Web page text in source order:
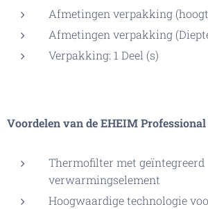
Afmetingen verpakking
Afmetingen verpakking
Verpakking: 1 Deel (s)
Voordelen van de EHEIM Professional
Thermofilter met geïntegreerd
verwarmingselement
Hoogwaardige technologie